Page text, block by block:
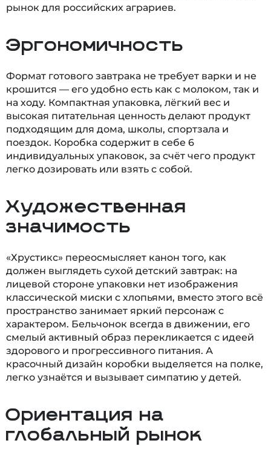
рынок для российских аграриев.
Эргономичность
Формат готового завтрака не требует варки и не
крошится — его удобно есть как с молоком, так и
на ходу. Компактная упаковка, лёгкий вес и
высокая питательная ценность делают продукт
подходящим для дома, школы, спортзала и
поездок. Коробка содержит в себе 6
индивидуальных упаковок, за счёт чего продукт
легко дозировать или взять с собой.
Художественная
значимость
«Хрустикс» переосмысляет канон того, как
должен выглядеть сухой детский завтрак: на
лицевой стороне упаковки нет изображения
классической миски с хлопьями, вместо этого всё
пространство занимает яркий персонаж с
характером. Бельчонок всегда в движении, его
смелый активный образ перекликается с идеей
здорового и прогрессивного питания. А
красочный дизайн коробки выделяется на полке,
легко узнаётся и вызывает симпатию у детей.
Ориентация на
глобальный рынок